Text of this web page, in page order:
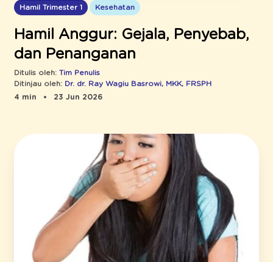
Hamil Trimester 1 Kesehatan
Hamil Anggur: Gejala, Penyebab,
dan Penanganan
Ditulis oleh: Tim Penulis
Ditinjau oleh: Dr. dr. Ray Wagiu Basrowi, MKK, FRSPH
4 min
23 Jun 2026